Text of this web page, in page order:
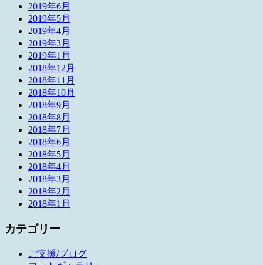
2019年6月
2019年5月
2019年4月
2019年3月
2019年1月
2018年12月
2018年11月
2018年10月
2018年9月
2018年8月
2018年7月
2018年6月
2018年5月
2018年4月
2018年3月
2018年2月
2018年1月
カテゴリー
ご支援/ブログ